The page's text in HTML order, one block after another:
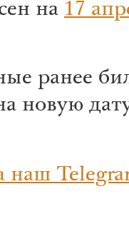
на 17
ранее
новую